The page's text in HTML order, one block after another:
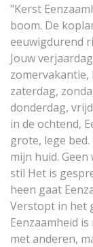
"Kerst
boom. De
eeuwigdurend
Jouw
zomervakantie,
zaterdag,
donderdag,
in de ochtend,
grote, lege
mijn huid.
stil Het is
heen gaat
Verstopt in het
Eenzaamheid
met anderen,